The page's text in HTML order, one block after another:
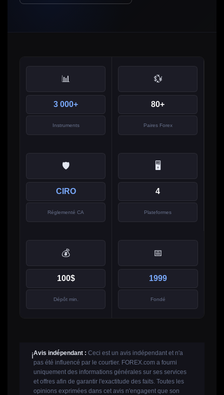
📊
3 000+
Instruments
💱
80+
Paires Forex
🛡️
CIRO
Réglementé CA
🖥️
4
Plateformes
💰
100$
Dépôt min.
📅
1999
Fondé
ℹ️Avis indépendant : Ceci est un avis indépendant et n'a
pas été influencé par le courtier. FOREX.com a fourni
uniquement des informations générales sur ses services
et offres afin de garantir l'exactitude des faits. Toutes les
opinions exprimées dans cet avis n'engagent que son